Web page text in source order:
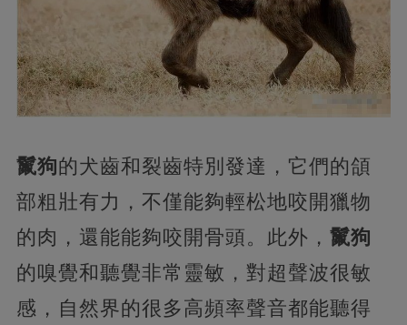
鬣狗的犬齒和裂齒特別發達，它們的頜
部粗壯有力，不僅能夠輕松地咬開獵物
的肉，還能能夠咬開骨頭。此外， 鬣狗
的嗅覺和聽覺非常靈敏，對超聲波很敏
感，自然界的很多高頻率聲音都能聽得